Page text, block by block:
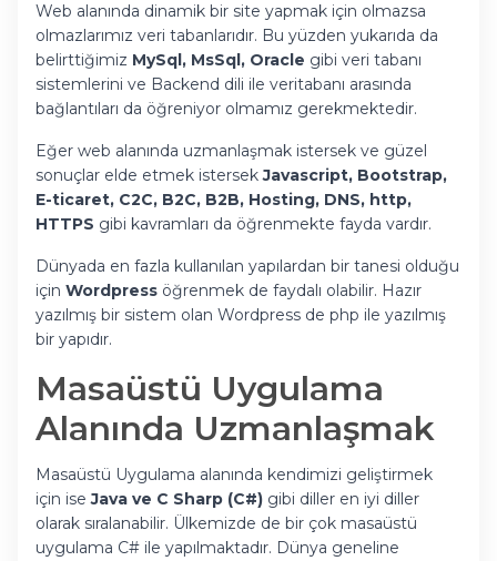
Web alanında dinamik bir site yapmak için olmazsa
olmazlarımız veri tabanlarıdır. Bu yüzden yukarıda da
belirttiğimiz MySql, MsSql, Oracle gibi veri tabanı
sistemlerini ve Backend dili ile veritabanı arasında
bağlantıları da öğreniyor olmamız gerekmektedir.
Eğer web alanında uzmanlaşmak istersek ve güzel
sonuçlar elde etmek istersekJavascript, Bootstrap,
E-ticaret, C2C, B2C, B2B, Hosting, DNS, http,
HTTPS gibi kavramları da öğrenmekte fayda vardır.
Dünyada en fazla kullanılan yapılardan bir tanesi olduğu
için Wordpress öğrenmek de faydalı olabilir. Hazır
yazılmış bir sistem olan Wordpress de php ile yazılmış
bir yapıdır.
Masaüstü Uygulama
Alanında Uzmanlaşmak
Masaüstü Uygulama alanında kendimizi geliştirmek
için iseJava ve C Sharp (C#) gibi diller en iyi diller
olarak sıralanabilir. Ülkemizde de bir çok masaüstü
uygulama C# ile yapılmaktadır. Dünya geneline